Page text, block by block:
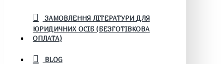
ЗАМОВЛЕННЯ ЛІТЕРАТУРИ ДЛЯ
ЮРИДИЧНИХ ОСІБ (БЕЗГОТІВКОВА
ОПЛАТА)
BLOG